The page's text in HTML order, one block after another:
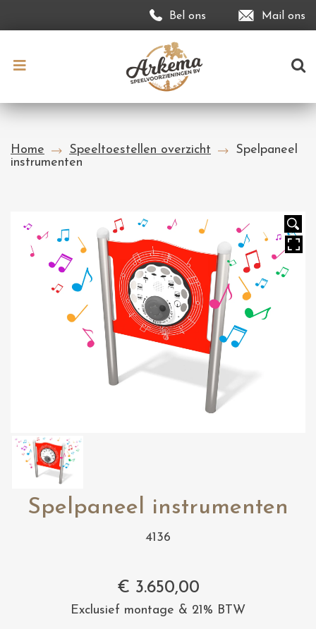
Bel ons Mail ons
Home Speeltoestellen overzicht
Spelpaneel
instrumenten
Spelpaneel instrumenten
4136
€ 3.650,00
Exclusief montage & 21% BTW